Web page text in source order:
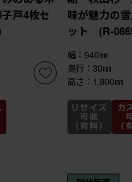
戸4枚セ
味が魅力の
ット (R-
幅：940㎜
奥行：30㎜
高さ：1,800㎜